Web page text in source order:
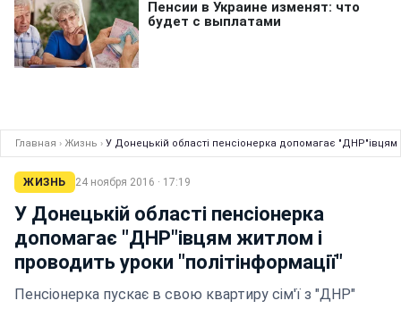
Главная › Жизнь › У Донецькій області пенсіонерка допомагає "ДНР"івцям
ЖИЗНЬ 24 ноября 2016 · 17:19
У Донецькій області пенсіонерка
допомагає "ДНР"івцям житлом і
проводить уроки "політінформації"
Пенсіонерка пускає в свою квартиру сім'ї з "ДНР"